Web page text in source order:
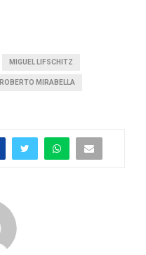
MIGUEL LIFSCHITZ
ROBERTO MIRABELLA